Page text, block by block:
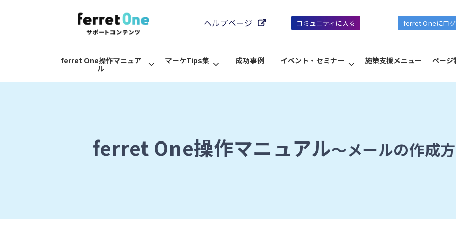
ヘルプページ コミュニティに入る ferret Oneにロ
ferret One操作マニュア
ル
マーケTips集 成功事例 イベント・セミナー 施策支援メニュー ページ
ferret One操作マニュアル～メールの作成